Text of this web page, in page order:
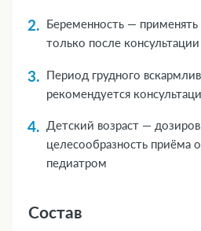
Беременность —
только после
Период грудного
рекомендуется
Детский возраст —
целесообразность приёма
педиатром
Состав